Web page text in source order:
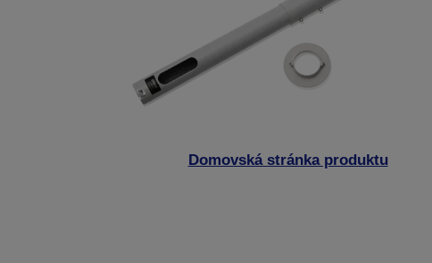
Domovská stránka produktu